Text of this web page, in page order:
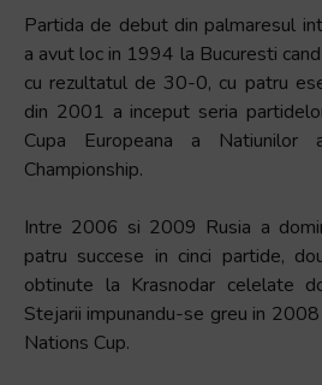
activează
ecran
pentru
ajuta
navigați
interacționați
Partida de debut din palmaresul
a avut loc in 1994 la Bucuresti
cu rezultatul de 30-0, cu patru
din 2001 a inceput seria
Cupa Europeana a Natiunilor
Championship.
Intre 2006 si 2009 Rusia a
patru succese in cinci partide,
obtinute la Krasnodar celelate
Stejarii impunandu-se greu in
Nations Cup.